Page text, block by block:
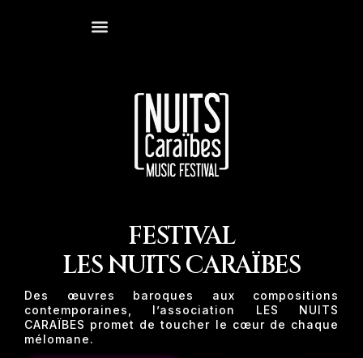
FESTIVAL
LES NUITS CARAÏBES
Des œuvres baroques aux compositions
contemporaines, l’association LES NUITS
CARAÏBES promet de toucher le cœur de chaque
mélomane.